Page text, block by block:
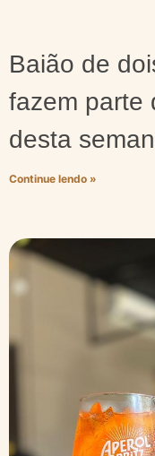
Baião de
fazem parte
desta
Continue lendo »